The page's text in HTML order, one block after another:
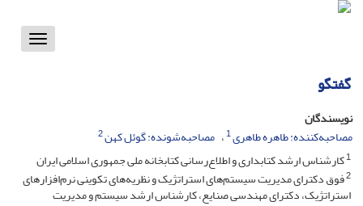
Toggle
گفتگو
نویسندگان
مصاحبه‌کننده: طاهره طاهری1 مصاحبه‌شونده: گوئل کهن2
1کارشناس ارشد کتابداری و اطلاع‌رسانی کتابخانه ملی جمهوری اسلامی ایران
2فوق دکترای مدیریت سیستم‌های استراتژیک و نظریه‌های تکوینی نرم‌افزارهای
استراتژیک، دکترای مهندسی صنایع، کارشناس ارشد سیستم و مدیریت